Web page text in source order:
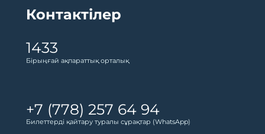
Контактілер
1433
Бірыңғай ақпараттық орталық
+7 (778) 257 64 94
Билеттерді қайтару туралы сұрақтар (WhatsApp)